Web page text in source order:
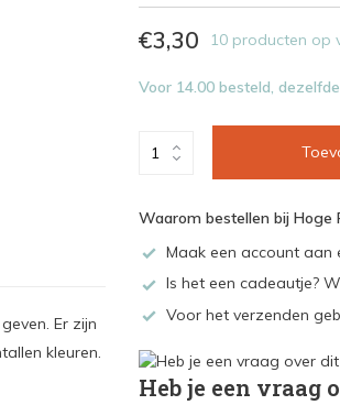
Er zijn
kleuren.
€3,30 10 producten op
Voor 14.00 besteld,
Waarom bestellen bij Hoge
Maak een account
Is het een cadeautje?
Voor het verzenden
Heb je een vraag